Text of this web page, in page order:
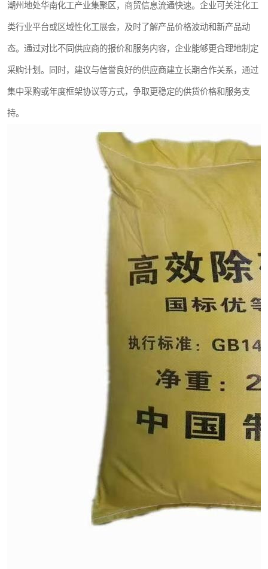
潮州地处华南化工产业集聚区，商贸信息流通快速。企业可关注化工
类行业平台或区域性化工展会，及时了解产品价格波动和新产品动
态。通过对比不同供应商的报价和服务内容，企业能够更合理地制定
采购计划。同时，建议与信誉良好的供应商建立长期合作关系，通过
集中采购或年度框架协议等方式，争取更稳定的供货价格和服务支
持。